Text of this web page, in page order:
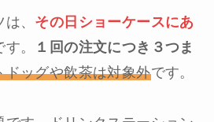
、 その日ショーケースにあ
す。
１回の注文につき３つま
ドッグや飲茶は対象外です。